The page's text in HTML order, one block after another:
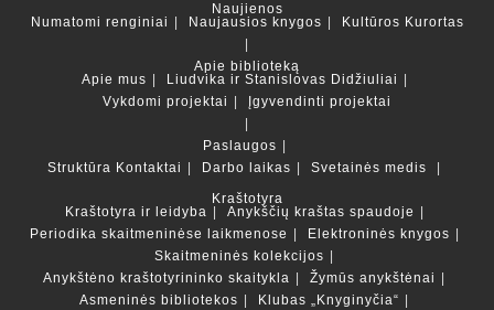
Naujienos
Numatomi renginiai
Naujausios knygos Kultūros Kurortas
Apie biblioteką
Apie mus
Liudvika ir Stanislovas Didžiuliai
Vykdomi projektai
Įgyvendinti projektai
Paslaugos
Struktūra Kontaktai Darbo laikas
Svetainės medis
Kraštotyra
Kraštotyra ir leidyba
Anykščių kraštas spaudoje
Periodika skaitmeninėse laikmenose
Elektroninės knygos
Skaitmeninės kolekcijos
Anykštėno kraštotyrininko skaitykla
Žymūs anykštėnai
Asmeninės bibliotekos
Klubas „Knyginyčia“